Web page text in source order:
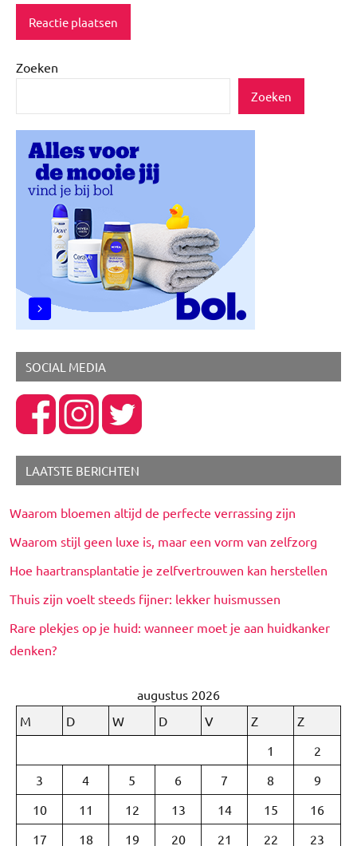
Zoeken
Zoeken
SOCIAL MEDIA
LAATSTE BERICHTEN
Waarom bloemen altijd de perfecte verrassing zijn
Waarom stijl geen luxe is, maar een vorm van zelfzorg
Hoe haartransplantatie je zelfvertrouwen kan herstellen
Thuis zijn voelt steeds fijner: lekker huismussen
Rare plekjes op je huid: wanneer moet je aan huidkanker
denken?
augustus 2026
M
D W D V Z
Z
1
2
3
4 5 6 7 8
9
10
11 12 13 14 15
16
17
18 19 20 21 22 23